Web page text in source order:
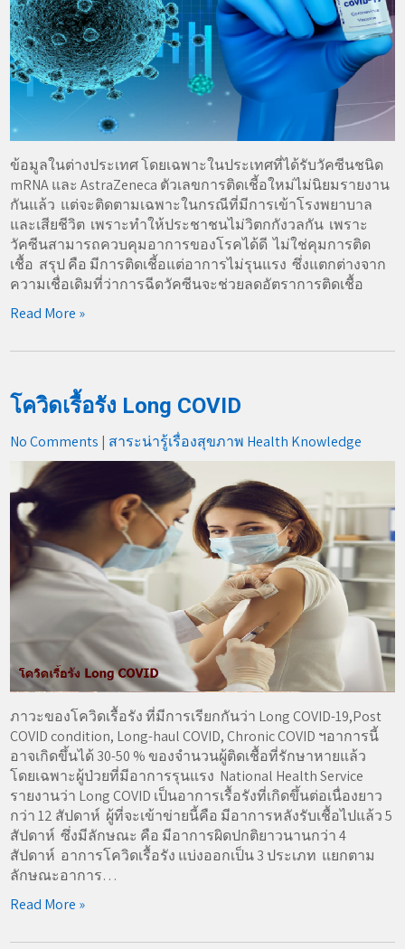
ข้อมูลในต่างประเทศ โดยเฉพาะในประเทศที่ได้รับวัคซีนชนิด
mRNA และ AstraZeneca ตัวเลขการติดเชี้อใหม่ไม่นิยมรายงาน
กันแล้ว แต่จะติดตามเฉพาะในกรณีที่มีการเข้าโรงพยาบาล
และเสียชีวิต เพราะทำให้ประชาชนไม่วิตกกังวลกัน เพราะ
วัคซีนสามารถควบคุมอาการของโรคได้ดี ไม่ใช่คุมการติด
เชื้อ สรุป คือ มีการติดเชี้อแต่อาการไม่รุนแรง ซึ่งแตกต่างจาก
ความเชื่อเดิมที่ว่าการฉีดวัคซีนจะช่วยลดอัตราการติดเชื้อ
Read More »
โควิดเรื้อรัง Long COVID
No Comments | สาระน่ารู้เรื่องสุขภาพ Health Knowledge
ภาวะของโควิดเรื้อรัง ที่มีการเรียกกันว่า Long COVID-19,Post
COVID condition, Long-haul COVID, Chronic COVID ฯอาการนี้
อาจเกิดขึ้นได้ 30-50 % ของจำนวนผู้ติดเชื้อที่รักษาหายแล้ว
โดยเฉพาะผู้ป่วยที่มีอาการรุนแรง National Health Service
รายงานว่า Long COVID เป็นอาการเรื้อรังที่เกิดขึ้นต่อเนื่องยาว
กว่า 12 สัปดาห์ ผู้ที่จะเข้าข่ายนี้คือ มีอาการหลังรับเชื้อไปแล้ว 5
สัปดาห์ ซึ่งมีลักษณะ คือ มีอาการผิดปกติยาวนานกว่า 4
สัปดาห์ อาการโควิดเรื้อรัง แบ่งออกเป็น 3 ประเภท แยกตาม
ลักษณะอาการ…
Read More »